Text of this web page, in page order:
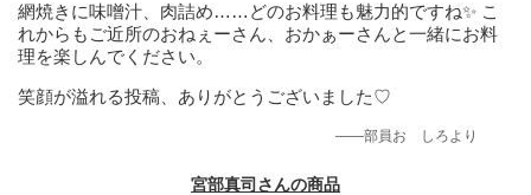
網焼きに味噌汁、肉詰め……どのお料理も魅力的ですね✨️ こ
れからもご近所のおねぇーさん、おかぁーさんと一緒にお料
理を楽しんでください。
笑顔が溢れる投稿、ありがとうございました♡
——部員おゝしろより
宮部真司さんの商品